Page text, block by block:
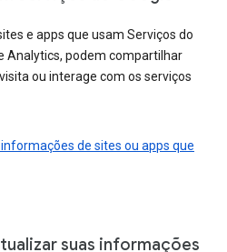
e apps que usam Serviços do
Analytics, podem compartilhar
ou interage com os serviços
de sites ou apps que
suas informações